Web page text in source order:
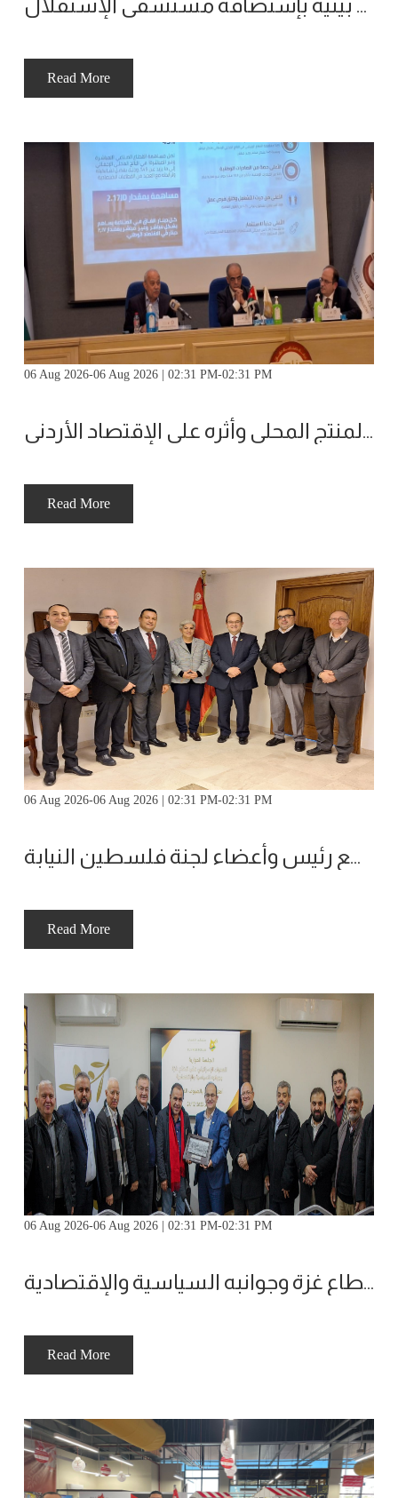
ملتقى الأعمال ينظم لقاء تجارة بينية بإستضافة مستشفى الإستقلال
Read More
06 Aug 2026-06 Aug 2026 | 02:31 PM-02:31 PM
ملتقى الاعمال يعقد جلسة حوارية بعنوان - دعم المنتج المحلي وأثره على الإقتصاد الأردني
Read More
06 Aug 2026-06 Aug 2026 | 02:31 PM-02:31 PM
مجلس ادارة ملتقى الاعمال يعقد اجتماعا مع رئيس وأعضاء لجنة فلسطين النيابة
Read More
06 Aug 2026-06 Aug 2026 | 02:31 PM-02:31 PM
ملتقى الاعمال يعقد جلسة حوارية بعنوان العدوان الإسرائيلي على قطاع غزة وجوانبه السياسية والإقتصادية
Read More